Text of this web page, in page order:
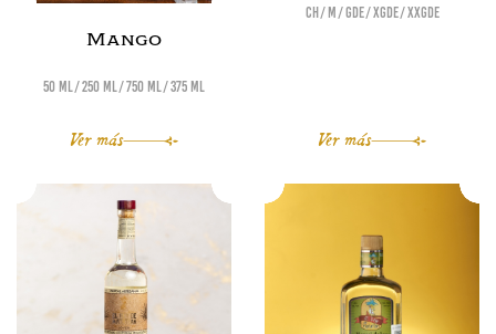
Mango
50 ml 250 ml 750 ml 375 ml
Ver más
Ch M Gde XGde XXGde
Ver más